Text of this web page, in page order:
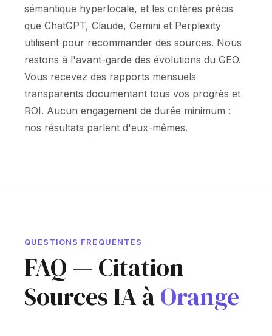
sémantique hyperlocale, et les critères précis
que ChatGPT, Claude, Gemini et Perplexity
utilisent pour recommander des sources. Nous
restons à l'avant-garde des évolutions du GEO.
Vous recevez des rapports mensuels
transparents documentant tous vos progrès et
ROI. Aucun engagement de durée minimum :
nos résultats parlent d'eux-mêmes.
QUESTIONS FRÉQUENTES
FAQ — Citation
Sources IA àOrange